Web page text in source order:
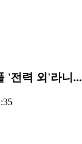
'전력 외'라니